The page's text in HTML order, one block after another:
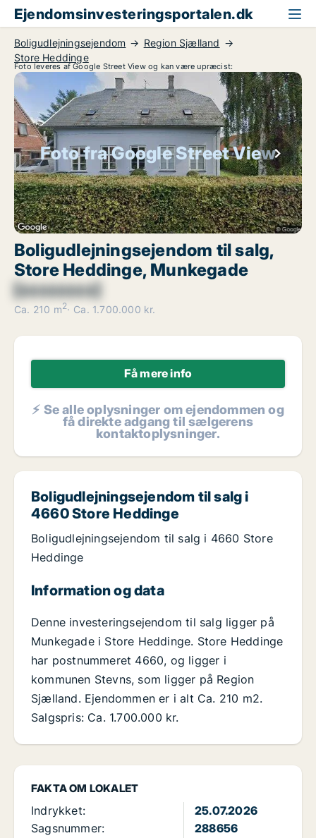
Ejendomsinvesteringsportalen.dk
Boligudlejningsejendom
Region Sjælland
Store Heddinge
Foto leveres af Google Street View og kan være upræcist:
Foto fra Google Street View
Boligudlejningsejendom til salg,
Store Heddinge, Munkegade
[xxxxxxxx]
Ca. 210 m2 Ca. 1.700.000 kr.
Få mere info
⚡ Se alle oplysninger om ejendommen og
få direkte adgang til sælgerens
kontaktoplysninger.
FAKTA OM LOKALET
Indrykket:
25.07.2026
Sagsnummer:
288656
Boligudlejningsejendom til salg i
4660 Store Heddinge
Boligudlejningsejendom til salg i 4660 Store
Heddinge
Information og data
Denne investeringsejendom til salg ligger på
Munkegade i Store Heddinge. Store Heddinge
har postnummeret 4660, og ligger i
kommunen Stevns, som ligger på Region
Sjælland. Ejendommen er i alt Ca. 210 m2.
Salgspris: Ca. 1.700.000 kr.